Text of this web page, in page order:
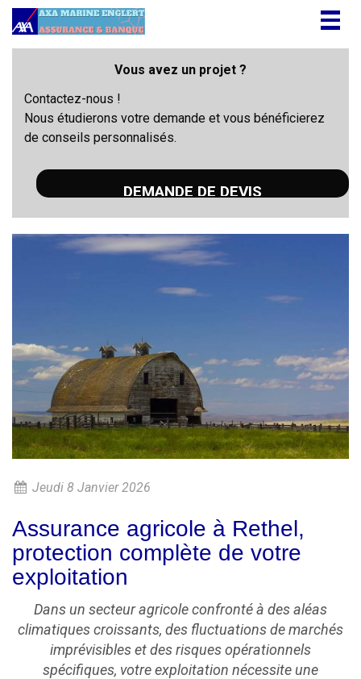
Vous avez un projet ?
Contactez-nous !
Nous étudierons votre demande et vous bénéficierez
de conseils personnalisés.
DEMANDE DE DEVIS
Jeudi 8 Janvier 2026
Assurance agricole à Rethel,
protection complète de votre
exploitation
Dans un secteur agricole confronté à des aléas
climatiques croissants, des fluctuations de marchés
imprévisibles et des risques opérationnels
spécifiques, votre exploitation nécessite une